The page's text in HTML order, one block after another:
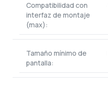
Compatibilidad con
interfaz de montaje
(max):
Tamaño mínimo de
pantalla: